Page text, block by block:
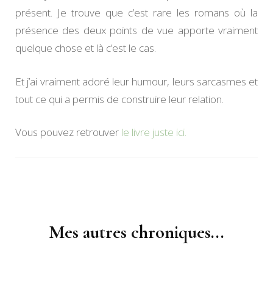
présent. Je trouve que c’est rare les romans où la
présence des deux points de vue apporte vraiment
quelque chose et là c’est le cas.
Et j’ai vraiment adoré leur humour, leurs sarcasmes et
tout ce qui a permis de construire leur relation.
Vous pouvez retrouver le livre juste ici.
Mes autres chroniques...